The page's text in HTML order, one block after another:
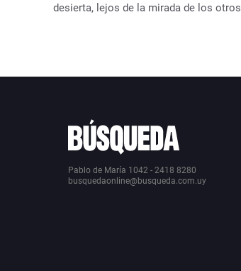
desierta, lejos de la mirada de los otros
Pablo de María 1042 - 2418 8280
busquedaonline@busqueda.com.uy